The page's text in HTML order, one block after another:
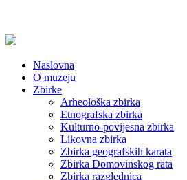
Naslovna
O muzeju
Zbirke
Arheološka zbirka
Etnografska zbirka
Kulturno-povijesna zbirka
Likovna zbirka
Zbirka geografskih karata
Zbirka Domovinskog rata
Zbirka razglednica